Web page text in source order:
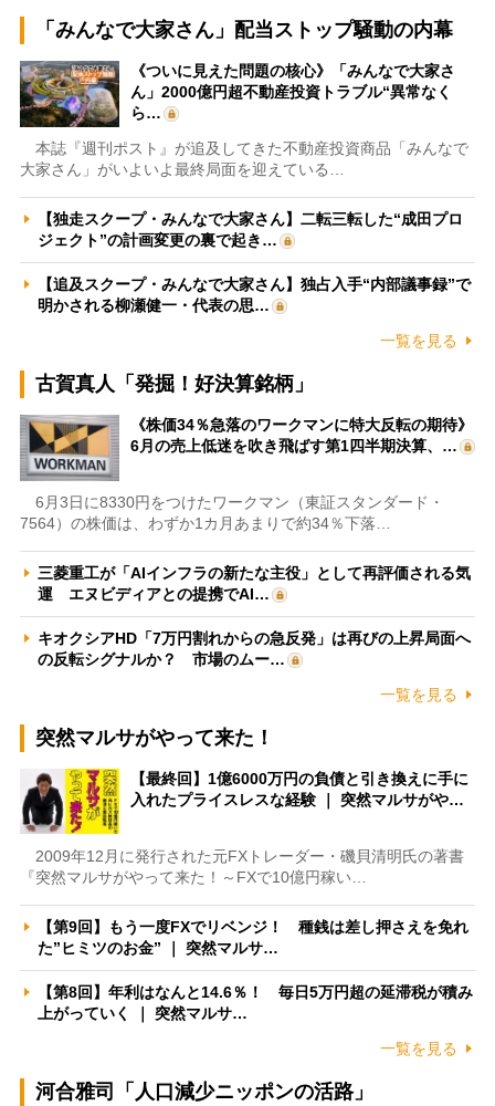
「みんなで大家さん」配当ストップ騒動の内幕
《ついに見えた問題の核心》「みんなで大家さ
ん」2000億円超不動産投資トラブル“異常なく
ら…
本誌『週刊ポスト』が追及してきた不動産投資商品「みんなで
大家さん」がいよいよ最終局面を迎えている…
【独走スクープ・みんなで大家さん】二転三転した“成田プロ
ジェクト”の計画変更の裏で起き…
【追及スクープ・みんなで大家さん】独占入手“内部議事録”で
明かされる柳瀬健一・代表の思…
一覧を見る
古賀真人「発掘！好決算銘柄」
《株価34％急落のワークマンに特大反転の期待》
6月の売上低迷を吹き飛ばす第1四半期決算、…
6月3日に8330円をつけたワークマン（東証スタンダード・
7564）の株価は、わずか1カ月あまりで約34％下落…
三菱重工が「AIインフラの新たな主役」として再評価される気
運 エヌビディアとの提携でAI…
キオクシアHD「7万円割れからの急反発」は再びの上昇局面へ
の反転シグナルか？ 市場のムー…
一覧を見る
突然マルサがやって来た！
【最終回】1億6000万円の負債と引き換えに手に
入れたプライスレスな経験 ｜ 突然マルサがや…
2009年12月に発行された元FXトレーダー・磯貝清明氏の著書
『突然マルサがやって来た！～FXで10億円稼い…
【第9回】もう一度FXでリベンジ！ 種銭は差し押さえを免れ
た”ヒミツのお金” ｜ 突然マルサ…
【第8回】年利はなんと14.6％！ 毎日5万円超の延滞税が積み
上がっていく ｜ 突然マルサ…
一覧を見る
河合雅司「人口減少ニッポンの活路」